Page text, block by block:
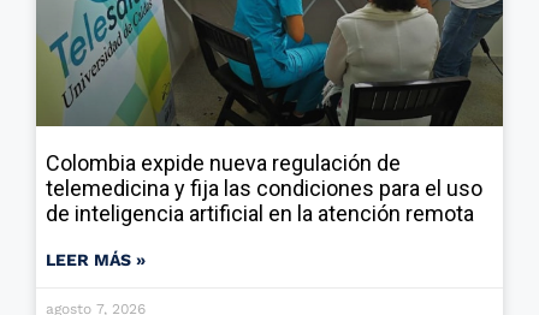
Colombia expide nueva regulación de
telemedicina y fija las condiciones para el uso
de inteligencia artificial en la atención remota
LEER MÁS »
agosto 7, 2026